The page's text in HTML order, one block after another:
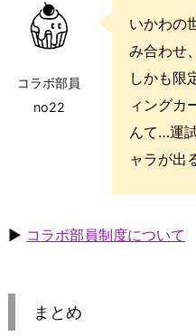
コラボ部員
no22
いかわの
み合わせ
しかも限
ィングカ
んて…運
ャラが出
▶ コラボ部員制度について
まとめ